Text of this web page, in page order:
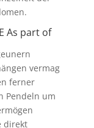
As part of
vermag
ferner
Pendeln um
direkt